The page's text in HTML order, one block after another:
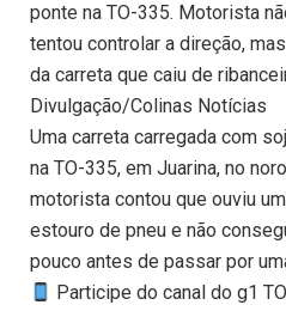
ponte na TO-335. Motorista
tentou controlar a direção,
da carreta que caiu de
Divulgação/Colinas Notícias
Uma carreta carregada com
na TO-335, em Juarina, no
motorista contou que ouviu
estouro de pneu e não
pouco antes de passar por
Participe do canal do g1